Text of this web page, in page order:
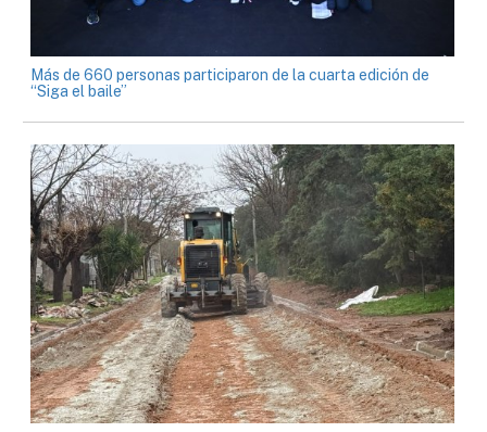
Más de 660 personas participaron de la cuarta edición de
“Siga el baile”